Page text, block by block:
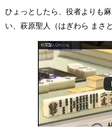
ひょっとしたら、役者よりも
い、萩原聖人（はぎわら まさ